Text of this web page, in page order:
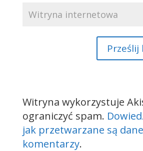
Witryna wykorzystuje
ograniczyć spam.
jak przetwarzane są dane
komentarzy.